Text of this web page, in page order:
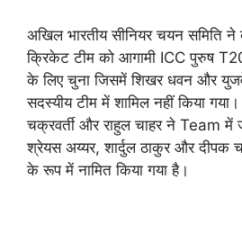
अखिल भारतीय सीनियर चयन समिति ने
क्रिकेट टीम को आगामी ICC पुरुष
के लिए चुना जिसमें शिखर धवन और
सदस्यीय टीम में शामिल नहीं किया
चक्रवर्ती और राहुल चाहर ने Team में
श्रेयस अय्यर, शार्दुल ठाकुर और दीपक
के रूप में नामित किया गया है।